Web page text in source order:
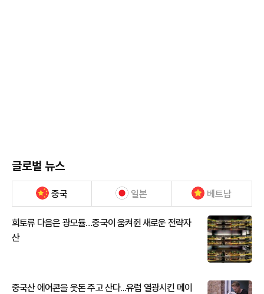
글로벌 뉴스
중국 일본 베트남
희토류 다음은 광모듈…중국이 움켜쥔 새로운 전략자
산
중국산 에어콘을 웃돈 주고 산다...유럽 열광시킨 메이